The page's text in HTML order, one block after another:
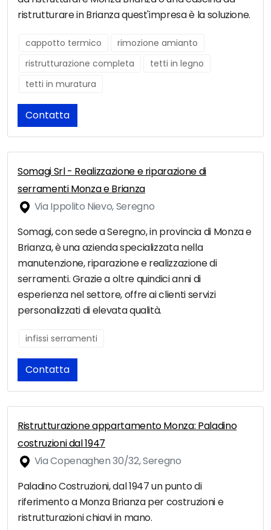
ristrutturare in Brianza quest'impresa è la soluzione.
cappotto termico
rimozione amianto
ristrutturazione completa
tetti in legno
tetti in muratura
Contatta
Somagi Srl - Realizzazione e riparazione di
serramenti Monza e Brianza
Via Ippolito Nievo, Seregno
Somagi, con sede a Seregno, in provincia di Monza e
Brianza, è una azienda specializzata nella
manutenzione, riparazione e realizzazione di
serramenti. Grazie a oltre quindici anni di
esperienza nel settore, offre ai clienti servizi
personalizzati di elevata qualità.
infissi serramenti
Contatta
Ristrutturazione appartamento Monza: Paladino
costruzioni dal 1947
Via Copenaghen 30/32, Seregno
Paladino Costruzioni, dal 1947 un punto di
riferimento a Monza Brianza per costruzioni e
ristrutturazioni chiavi in mano.